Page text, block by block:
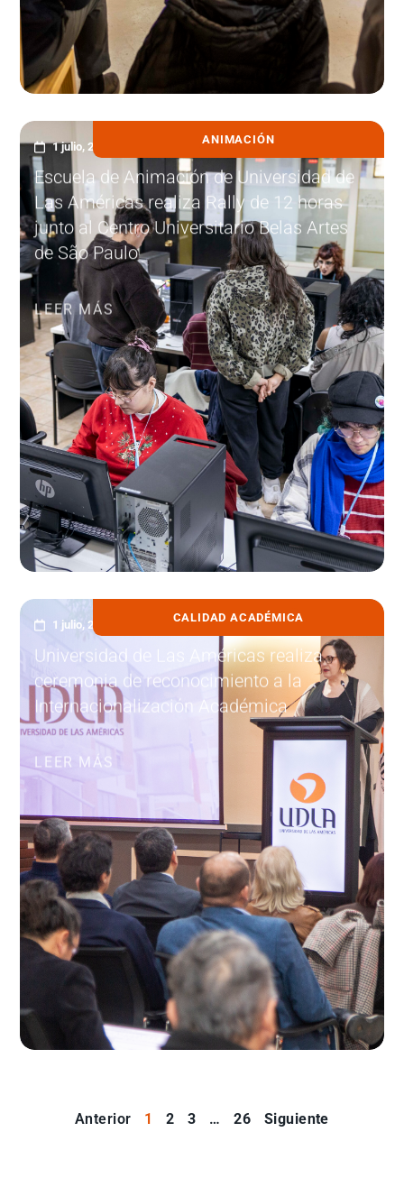
ANIMACIÓN
1 julio, 2026
Escuela de Animación de Universidad de
Las Américas realiza Rally de 12 horas
junto al Centro Universitario Belas Artes
de São Paulo
LEER MÁS
CALIDAD ACADÉMICA
1 julio, 2026
Universidad de Las Américas realiza
ceremonia de reconocimiento a la
Internacionalización Académica
LEER MÁS
Anterior 1 2 3 … 26 Siguiente